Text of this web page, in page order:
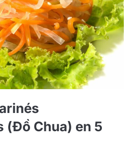
(Đồ Chua) en 5